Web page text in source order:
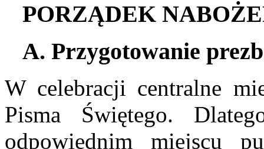
PORZĄDEK
A. Przygotowanie
W celebracji centralne
Pisma Świętego.
odpowiednim miejscu